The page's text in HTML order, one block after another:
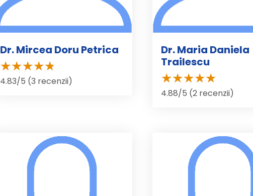
Dr. Mircea Doru Petrica
4.83/5 (3 recenzii)
Dr. Maria Daniela
Trailescu
4.88/5 (2 recenzii)